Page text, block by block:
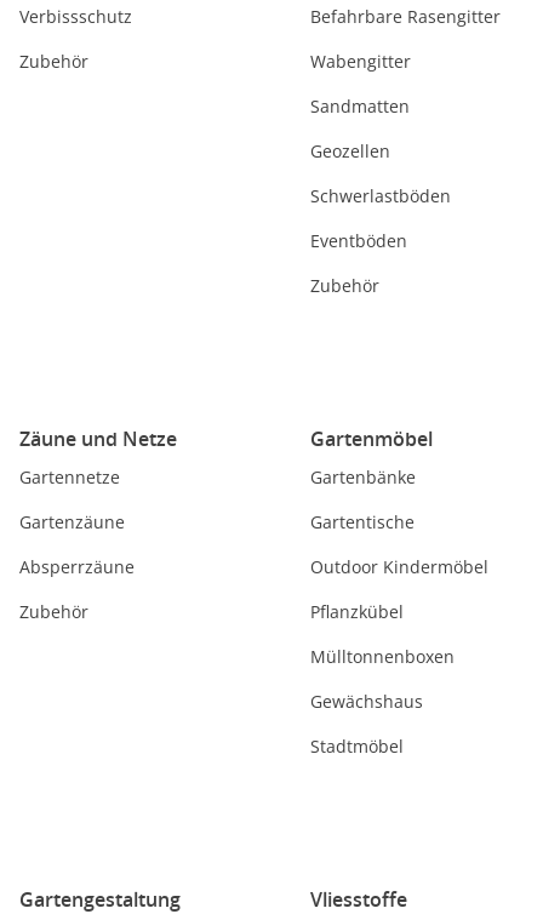
Verbissschutz
Zubehör
Befahrbare Rasengitter
Wabengitter
Sandmatten
Geozellen
Schwerlastböden
Eventböden
Zubehör
Zäune und Netze
Gartennetze
Gartenzäune
Absperrzäune
Zubehör
Gartenmöbel
Gartenbänke
Gartentische
Outdoor Kindermöbel
Pflanzkübel
Mülltonnenboxen
Gewächshaus
Stadtmöbel
Gartengestaltung Vliesstoffe